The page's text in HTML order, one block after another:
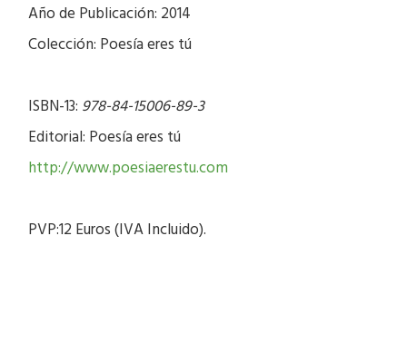
Año de Publicación: 2014
Colección: Poesía eres tú
ISBN-13: 978-84-15006-89-3
Editorial: Poesía eres tú
http://www.poesiaerestu.com
PVP:12 Euros (IVA Incluido).